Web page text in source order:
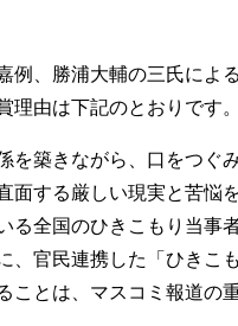
、勝浦大輔の三氏によ
由は下記のとおりです。
を築きながら、口をつぐ
面する厳しい現実と苦悩
全国のひきこもり当事
、官民連携した「ひきこ
ことは、マスコミ報道の